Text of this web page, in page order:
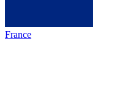
France